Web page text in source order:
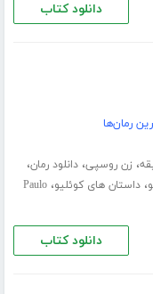
دانلود کتاب
رمان‌ها
، زن روسپی،دانلود رمان،
،داستان های کوئلیو،Paulo
دانلود کتاب